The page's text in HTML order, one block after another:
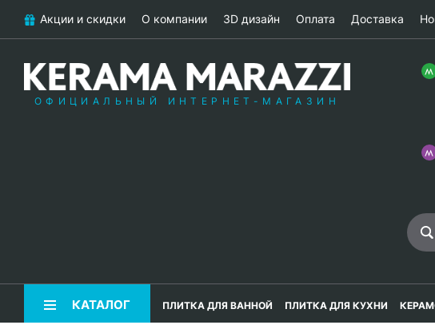
Акции и скидки О компании 3D дизайн Оплата Доставка
ОФИЦИАЛЬНЫЙ ИНТЕРНЕТ-МАГАЗИН
КАТАЛОГ ПЛИТКА ДЛЯ ВАННОЙ ПЛИТКА ДЛЯ КУХНИ